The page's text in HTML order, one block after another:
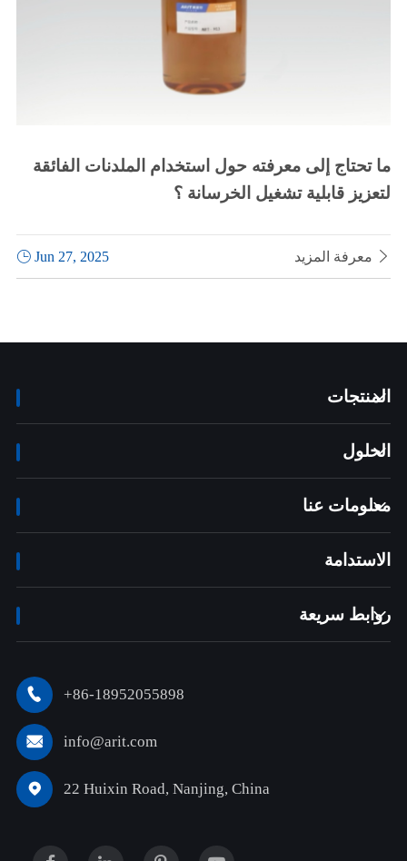
ما تحتاج إلى معرفته حول استخدام الملدنات الفائقة
لتعزيز قابلية تشغيل الخرسانة ؟
Jun 27, 2025 
المنتجات

الحلول

معلومات عنا

الاستدامة
روابط سريعة

 +86-18952055898
 info@arit.com
 22 Huixin Road, Nanjing, China